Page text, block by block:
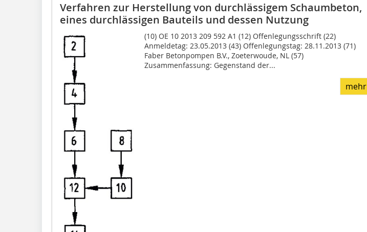
Verfahren zur Herstellung von durchlässigem Schaumbeton,
eines durchlässigen Bauteils und dessen Nutzung
(10) OE 10 2013 209 592 A1 (12) Offenlegungsschrift (22)
Anmeldetag: 23.05.2013 (43) Offenlegungstag: 28.11.2013 (71)
Faber Betonpompen B.V., Zoeterwoude, NL (57)
Zusammenfassung: Gegenstand der...
mehr